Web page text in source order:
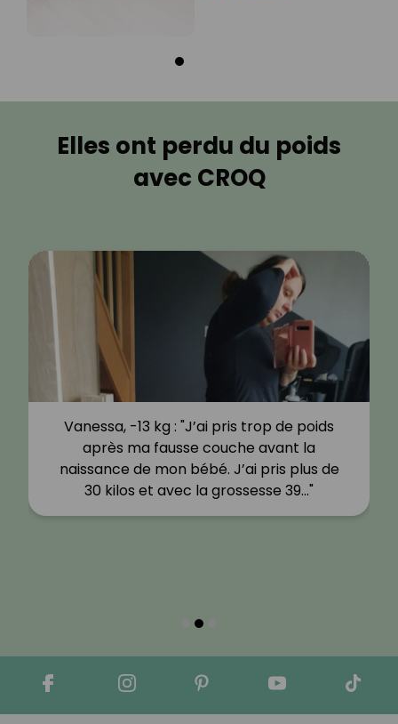
Elles ont perdu du poids
avec CROQ
Vanessa, -13 kg : "J’ai pris trop de poids
après ma fausse couche avant la
naissance de mon bébé. J’ai pris plus de
30 kilos et avec la grossesse 39…"